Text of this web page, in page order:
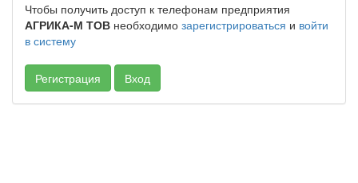
Чтобы получить доступ к телефонам предприятия
АГРИКА-М ТОВ необходимо зарегистрироваться и войти
в систему
Регистрация Вход